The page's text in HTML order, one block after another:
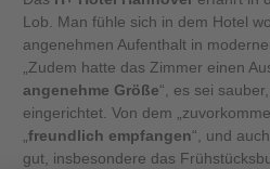
Lob. Man fühle sich in dem Hotel
angenehmen Aufenthalt in
„Zudem hatte das Zimmer einen
angenehme Größe“, es sei
eingerichtet. Von dem
„freundlich empfangen“, und
gut, insbesondere das